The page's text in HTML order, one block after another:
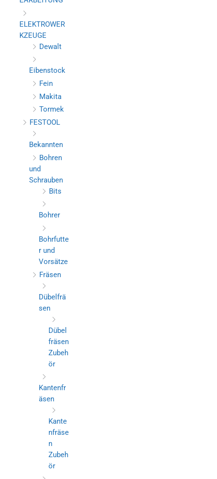
ELEKTROWER
KZEUGE
Dewalt
Eibenstock
Fein
Makita
Tormek
FESTOOL
Bekannten
Bohren
und
Schrauben
Bits
Bohrer
Bohrfutte
r und
Vorsätze
Fräsen
Dübelfrä
sen
Dübel
fräsen
Zubeh
ör
Kantenfr
äsen
Kante
nfräse
n
Zubeh
ör